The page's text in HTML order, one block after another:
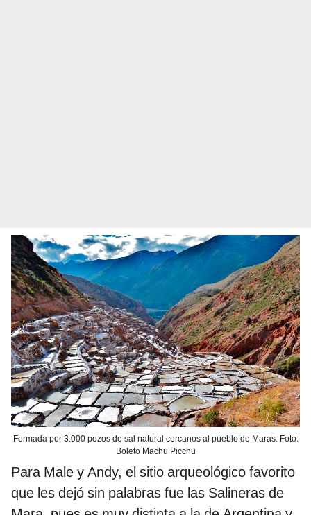
Formada por 3.000 pozos de sal natural cercanos al pueblo de Maras. Foto:
Boleto Machu Picchu
Para Male y Andy, el sitio arqueológico favorito
que les dejó sin palabras fue las Salineras de